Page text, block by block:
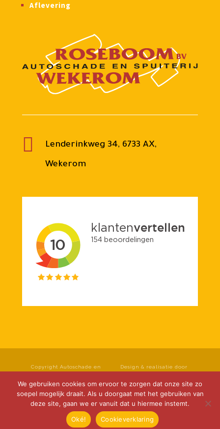
Aflevering

Lenderinkweg 34, 6733 AX,
Wekerom
Copyright Autoschade en
rechten voorbehouden.
Privacyverklaring |
Cookieverklaring
Disclaimer
Design & realisatie door
We gebruiken cookies om ervoor te zorgen dat onze site zo
soepel mogelijk draait. Als u doorgaat met het gebruiken van
deze site, gaan we er vanuit dat u hiermee instemt.
Oké!
Cookieverklaring